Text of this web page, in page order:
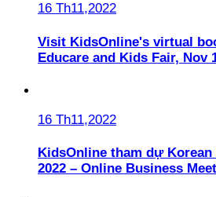
16 Th11,2022
Visit KidsOnline's virtual
Educare and Kids Fair, Nov
16 Th11,2022
KidsOnline tham dự
2022 – Online Business